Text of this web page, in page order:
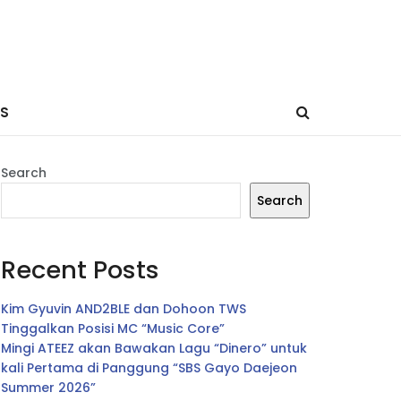
Search
Search
Recent Posts
Kim Gyuvin AND2BLE dan Dohoon TWS
Tinggalkan Posisi MC “Music Core”
Mingi ATEEZ akan Bawakan Lagu “Dinero” untuk
kali Pertama di Panggung “SBS Gayo Daejeon
Summer 2026”